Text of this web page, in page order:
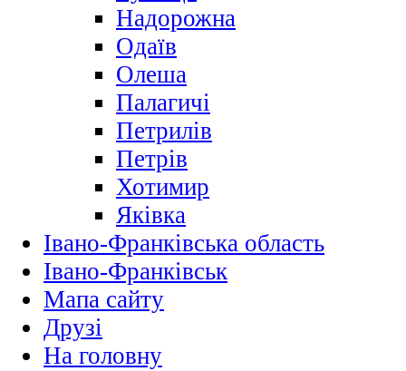
Надорожна
Одаїв
Олеша
Палагичі
Петрилів
Петрів
Хотимир
Яківка
Івано-Франківська область
Івано-Франківськ
Мапа сайту
Друзі
На головну